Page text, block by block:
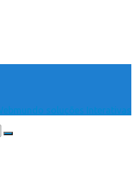
soluções Interativas